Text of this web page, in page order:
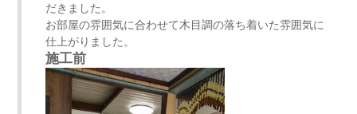
だきました。
お部屋の雰囲気に合わせて木目調の落ち着いた雰囲気に
仕上がりました。
施工前